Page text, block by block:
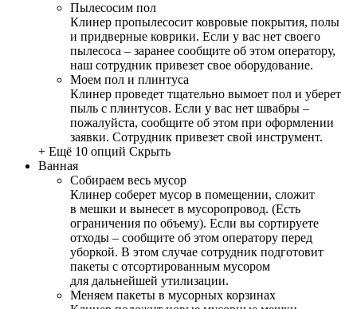
Пылесосим пол
Клинер пропылесосит ковровые покрытия, полы
и придверные коврики. Если у вас нет своего
пылесоса – заранее сообщите об этом оператору,
наш сотрудник привезет свое оборудование.
Моем пол и плинтуса
Клинер проведет тщательно вымоет пол и уберет
пыль с плинтусов. Если у вас нет швабры –
пожалуйста, сообщите об этом при оформлении
заявки. Сотрудник привезет свой инструмент.
+ Ещё 10 опций Скрыть
Ванная
Собираем весь мусор
Клинер соберет мусор в помещении, сложит
в мешки и вынесет в мусоропровод. (Есть
ограничения по объему). Если вы сортируете
отходы – сообщите об этом оператору перед
уборкой. В этом случае сотрудник подготовит
пакеты с отсортированным мусором
для дальнейшей утилизации.
Меняем пакеты в мусорных корзинах